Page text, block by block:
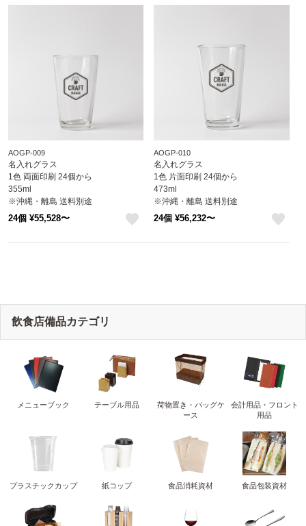
AOGP-009
名入れグラス
1色 両面印刷 24個から
355ml
※沖縄・離島 送料別途
24個 ¥55,528〜
AOGP-010
名入れグラス
1色 片面印刷 24個から
473ml
※沖縄・離島 送料別途
24個 ¥56,232〜
飲食店備品カテゴリ
メニューブック テーブル用品
荷物置き・バッグケ
ース
会計用品・フロント
用品
プラスチックカップ 紙コップ 食品消耗資材 食品包装資材